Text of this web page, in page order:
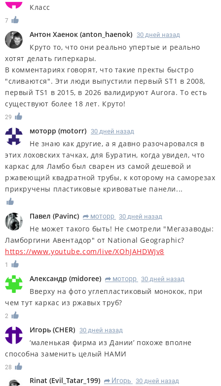
Класс
7
Антон Хаенок (anton_haenok) 30 дней назад
Круто то, что они реально упертые и реально
хотят делать гиперкары.
В комментариях говорят, что такие пректы быстро
"сливаются". Эти люди выпустили первый ST1 в 2008,
первый TS1 в 2015, в 2026 валидируют Aurora. То есть
существуют более 18 лет. Круто!
29
моторр (motorr) 30 дней назад
Не знаю как другие, а я давно разочаровался в
этих лоховских тачках, для Буратин, когда увидел, что
каркас для Ламбо был сварен из самой дешевой и
ржавеющий квадратной трубы, к которому на саморезах
прикручены пластиковые кривоватые панели...
Павел (Pavinc) R моторр 30 дней назад
Не может такого быть! Не смотрели "Мегазаводы:
Ламборгини Авентадор" от National Geographic?
https://www.youtube.com/live/XOhJAHDWJv8
1
Александр (midoree) R моторр 30 дней назад
Вверху на фото углепластиковый монокок, при
чем тут каркас из ржавых труб?
2
Игорь (CHER) 30 дней назад
‘маленькая фирма из Дании’ похоже вполне
способна заменить целый НАМИ
28
Rinat (Evil_Tatar_199) R Игорь 30 дней назад